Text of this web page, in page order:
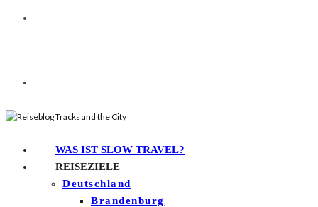
WAS IST SLOW TRAVEL?
REISEZIELE
Deutschland
Brandenburg